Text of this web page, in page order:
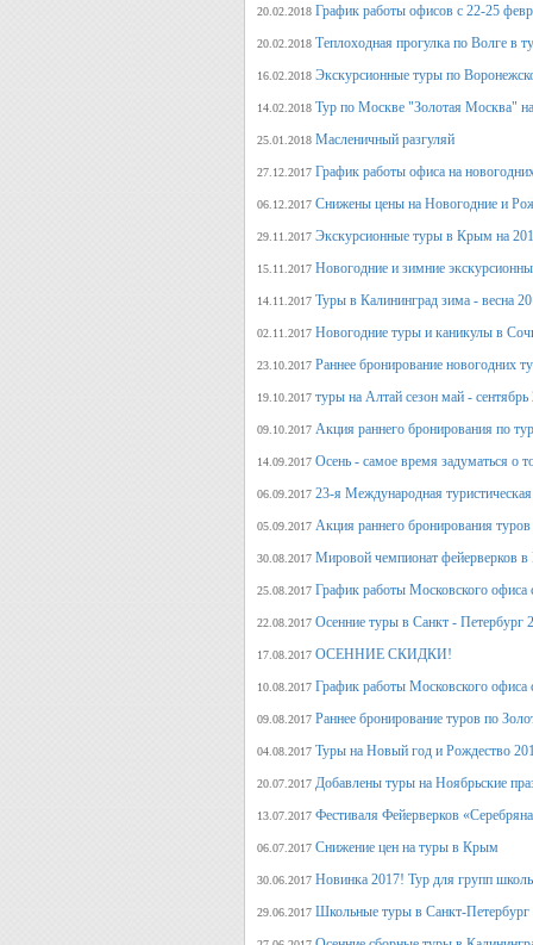
20.02.2018 График работы офисов с 22-25
20.02.2018 Теплоходная прогулка по Волге в
16.02.2018 Экскурсионные туры по
14.02.2018 Тур по Москве "Золотая Москва"
25.01.2018 Масленичный разгуляй
27.12.2017 График работы офиса на
06.12.2017 Снижены цены на Новогодние и
29.11.2017 Экскурсионные туры в Крым на
15.11.2017 Новогодние и зимние
14.11.2017 Туры в Калининград зима - весна
02.11.2017 Новогодние туры и каникулы в
23.10.2017 Раннее бронирование новогодних
19.10.2017 туры на Алтай сезон май - сентябрь
09.10.2017 Акция раннего бронирования по
14.09.2017 Осень - самое время задуматься о
06.09.2017 23-я Международная
05.09.2017 Акция раннего бронирования
30.08.2017 Мировой чемпионат фейерверков в
25.08.2017 График работы Московского офиса
22.08.2017 Осенние туры в Санкт - Петербург
17.08.2017 ОСЕННИЕ СКИДКИ!
10.08.2017 График работы Московского офиса
09.08.2017 Раннее бронирование туров по
04.08.2017 Туры на Новый год и Рождество
20.07.2017 Добавлены туры на Ноябрьские
13.07.2017 Фестиваля Фейерверков
06.07.2017 Снижение цен на туры в Крым
30.06.2017 Новинка 2017! Тур для групп
29.06.2017 Школьные туры в Санкт-Петербург